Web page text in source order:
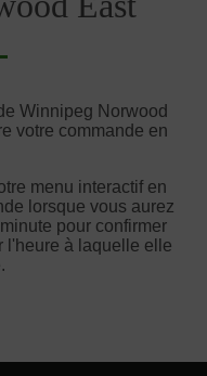
Winnipeg Norwood
votre commande en
menu interactif en
lorsque vous aurez
pour confirmer
l'heure à laquelle elle